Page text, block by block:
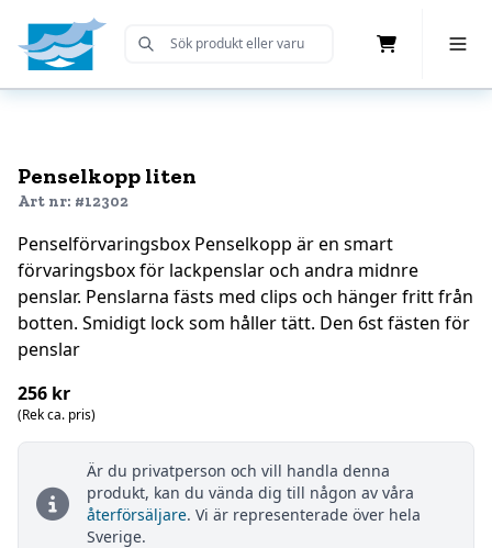
Home Submit Search
Penselkopp liten
Art nr: #12302
Penselförvaringsbox Penselkopp är en smart
förvaringsbox för lackpenslar och andra midnre
penslar. Penslarna fästs med clips och hänger fritt från
botten. Smidigt lock som håller tätt. Den 6st fästen för
penslar
256 kr
(Rek ca. pris)
Är du privatperson och vill handla denna
produkt, kan du vända dig till någon av våra
återförsäljare. Vi är representerade över hela
Sverige.